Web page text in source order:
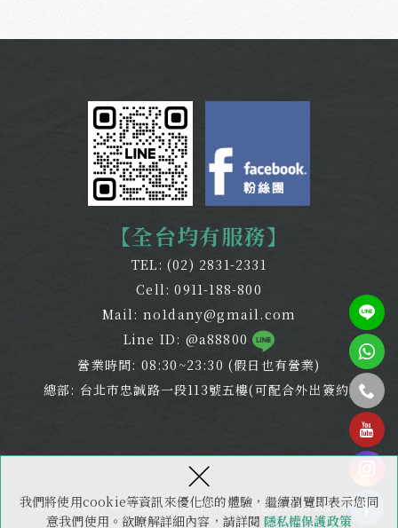
我們將使用cookie等資訊來優化您的體驗，繼續瀏覽即表示您同
意我們使用。欲瞭解詳細內容，請詳閱 隱私權保護政策
×
tel
【全台均有服務】
TEL:(02) 2831-2331
Cell:0911-188-800
Mail: no1dany@gmail.com
Line ID: @a88800
營業時間: 08:30~23:30 (假日也有營業)
總部: 台北市忠誠路一段113號五樓(可配合外出簽約)
Copyright © 全謹代書事務所 All Rights Reserved.